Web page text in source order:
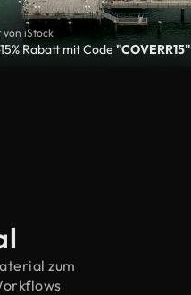
von iStock
Rabatt mit Code "COVERR15"
zum